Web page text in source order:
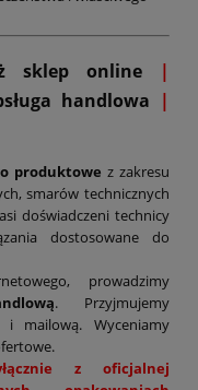
sklep online
|
handlowa |
produktowe z zakresu
smarów technicznych
doświadczeni technicy
dostosowane do
prowadzimy
. Przyjmujemy
i mailową. Wyceniamy
z oficjalnej